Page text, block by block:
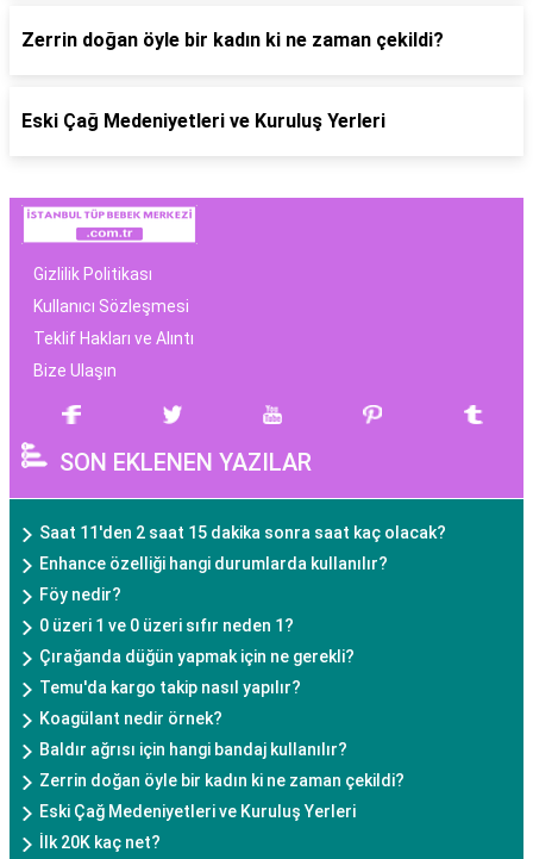
Zerrin doğan öyle bir kadın ki ne zaman çekildi?
Eski Çağ Medeniyetleri ve Kuruluş Yerleri
Gizlilik Politikası
Kullanıcı Sözleşmesi
Teklif Hakları ve Alıntı
Bize Ulaşın
SON EKLENEN YAZILAR
Saat 11'den 2 saat 15 dakika sonra saat kaç olacak?
Enhance özelliği hangi durumlarda kullanılır?
Föy nedir?
0 üzeri 1 ve 0 üzeri sıfır neden 1?
Çırağanda düğün yapmak için ne gerekli?
Temu'da kargo takip nasıl yapılır?
Koagülant nedir örnek?
Baldır ağrısı için hangi bandaj kullanılır?
Zerrin doğan öyle bir kadın ki ne zaman çekildi?
Eski Çağ Medeniyetleri ve Kuruluş Yerleri
İlk 20K kaç net?